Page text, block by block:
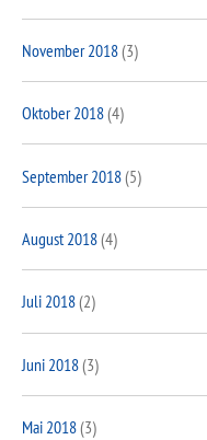
November 2018(3)
Oktober 2018(4)
September 2018(5)
August 2018(4)
Juli 2018(2)
Juni 2018(3)
Mai 2018(3)